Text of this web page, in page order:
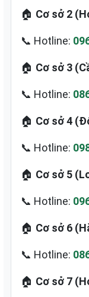
🏠 Cơ sở 2
📞 Hotline:
🏠 Cơ sở 3
📞 Hotline:
🏠 Cơ sở 4
📞 Hotline:
🏠 Cơ sở 5
📞 Hotline:
🏠 Cơ sở 6
📞 Hotline:
🏠 Cơ sở 7